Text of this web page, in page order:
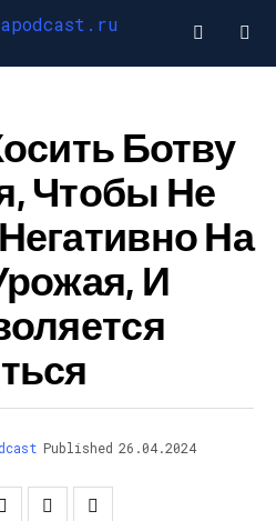
Ботву
Чтобы Не
На
И
Published 26.04.2024